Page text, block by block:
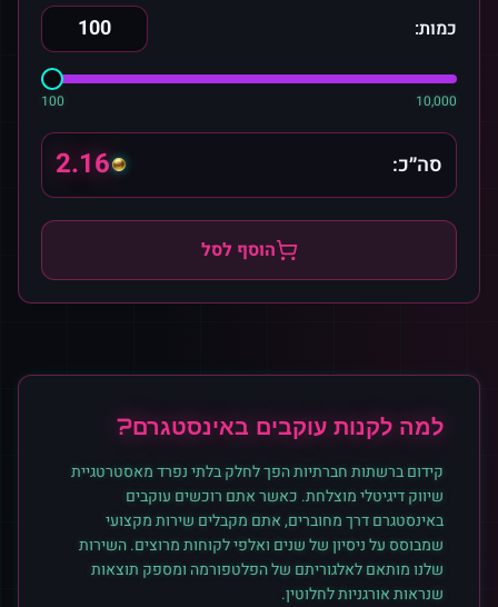
כמות:
100 10,000
סה״כ: 2.16
הוסף לסל
למה לקנות עוקבים באינסטגרם?
קידום ברשתות חברתיות הפך לחלק בלתי נפרד מאסטרטגיית
שיווק דיגיטלי מוצלחת. כאשר אתם רוכשים עוקבים
באינסטגרםדרך מחוברים, אתם מקבלים שירות מקצועי
שמבוסס על ניסיון של שנים ואלפי לקוחות מרוצים. השירות
שלנו מותאם לאלגוריתם של הפלטפורמה ומספק תוצאות
שנראות אורגניות לחלוטין.